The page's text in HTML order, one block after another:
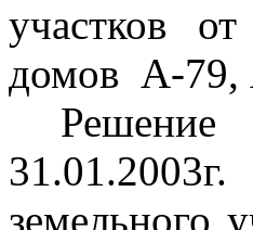
участков
домов А-79,
Решение
земельного